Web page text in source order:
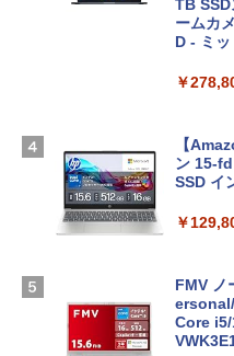
TB
ームカ
D - ミッ
￥
【
ン 15-
SSD イ
￥
FMV ノ
Core i5/